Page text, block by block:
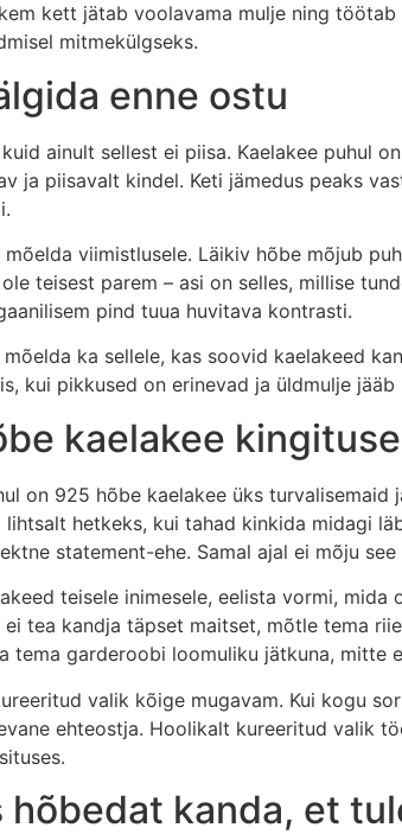
kett jätab voolavama mulje ning
mitmekülgseks.
enne ostu
ainult sellest ei piisa. Kaelakee puhul
ja piisavalt kindel. Keti jämedus peaks
mõelda viimistlusele. Läikiv hõbe mõjub
teisest parem – asi on selles, millise
pind tuua huvitava kontrasti.
ka sellele, kas soovid kaelakeed
kui pikkused on erinevad ja üldmulje
kaelakee
on 925 hõbe kaelakee üks turvalisemaid
lihtsalt hetkeks, kui tahad kinkida midagi
statement-ehe. Samal ajal ei mõju
teisele inimesele, eelista vormi,
ei tea kandja täpset maitset, mõtle tema
tema garderoobi loomuliku jätkuna, mitte
valik kõige mugavam. Kui kogu
ehteostja. Hoolikalt kureeritud valik
hõbedat kanda, et